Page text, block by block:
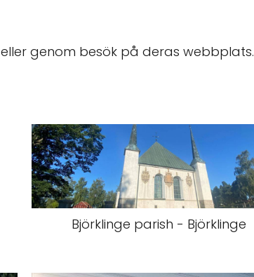
eller genom besök på deras webbplats.
Björklinge parish - Björklinge